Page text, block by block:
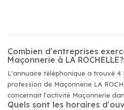
Combien d'entreprises
Maçonnerie à LA ROCHELLE?
L'annuaire téléphonique a trouvé 4
profession de Maçonnerie LA
concernait l'activité Maçonnerie
Quels sont les horaires